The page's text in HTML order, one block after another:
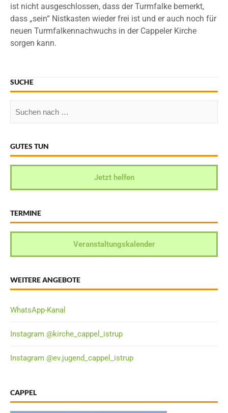
ist nicht ausgeschlossen, dass der Turmfalke bemerkt,
dass „sein“ Nistkasten wieder frei ist und er auch noch für
neuen Turmfalkennachwuchs in der Cappeler Kirche
sorgen kann.
SUCHE
GUTES TUN
Jetzt helfen
TERMINE
Veranstaltungskalender
WEITERE ANGEBOTE
WhatsApp-Kanal
Instagram @kirche_cappel_istrup
Instagram @ev.jugend_cappel_istrup
CAPPEL